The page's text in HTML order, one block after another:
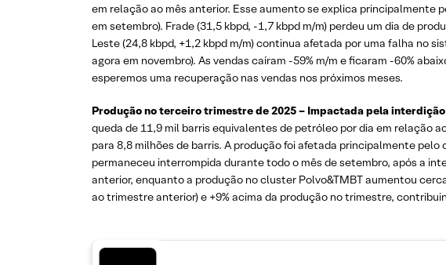
em relação ao mês anterior. Esse aumento se explica principalmente
em setembro). Frade (31,5 kbpd, -1,7 kbpd m/m) perdeu um dia de
Leste (24,8 kbpd, +1,2 kbpd m/m) continua afetada por uma falha no
agora em novembro). As vendas caíram -59% m/m e ficaram -60%
esperemos uma recuperação nas vendas nos próximos meses.
Produção no terceiro trimestre de 2025 – Impactada pela
queda de 11,9 mil barris equivalentes de petróleo por dia em relação
para 8,8 milhões de barris. A produção foi afetada principalmente
permaneceu interrompida durante todo o mês de setembro, após a
anterior, enquanto a produção no cluster Polvo&TMBT aumentou
ao trimestre anterior) e +9% acima da produção no trimestre,